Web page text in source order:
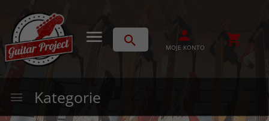
MOJE KONTO
Kategorie